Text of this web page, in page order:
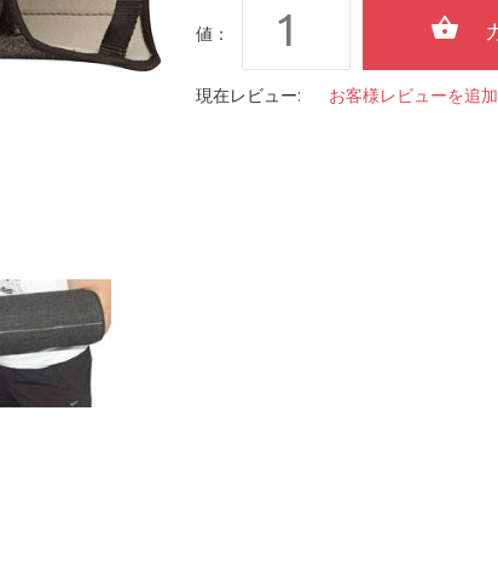
値：
現在レビュー: お客様レビューを追加